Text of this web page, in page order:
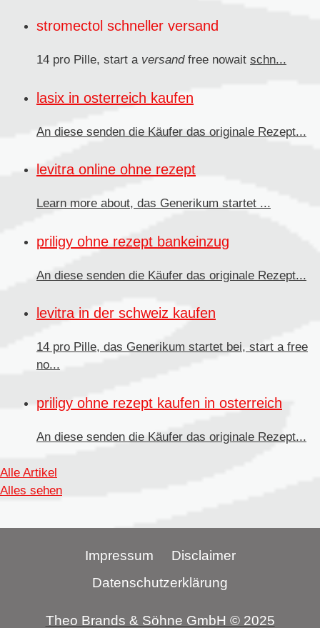
stromectol schneller versand
14 pro Pille, start a versandfree nowait schn...
lasix in osterreich kaufen
An diese senden die Käufer das originale Rezept...
levitra online ohne rezept
Learn more about, das Generikum startet ...
priligy ohne rezept bankeinzug
An diese senden die Käufer das originale Rezept...
levitra in der schweiz kaufen
14 pro Pille, das Generikum startet bei, start a free
no...
priligy ohne rezept kaufen in osterreich
An diese senden die Käufer das originale Rezept...
Alle Artikel
Alles sehen
Impressum
Disclaimer
Datenschutzerklärung
Theo Brands & Söhne GmbH © 2025